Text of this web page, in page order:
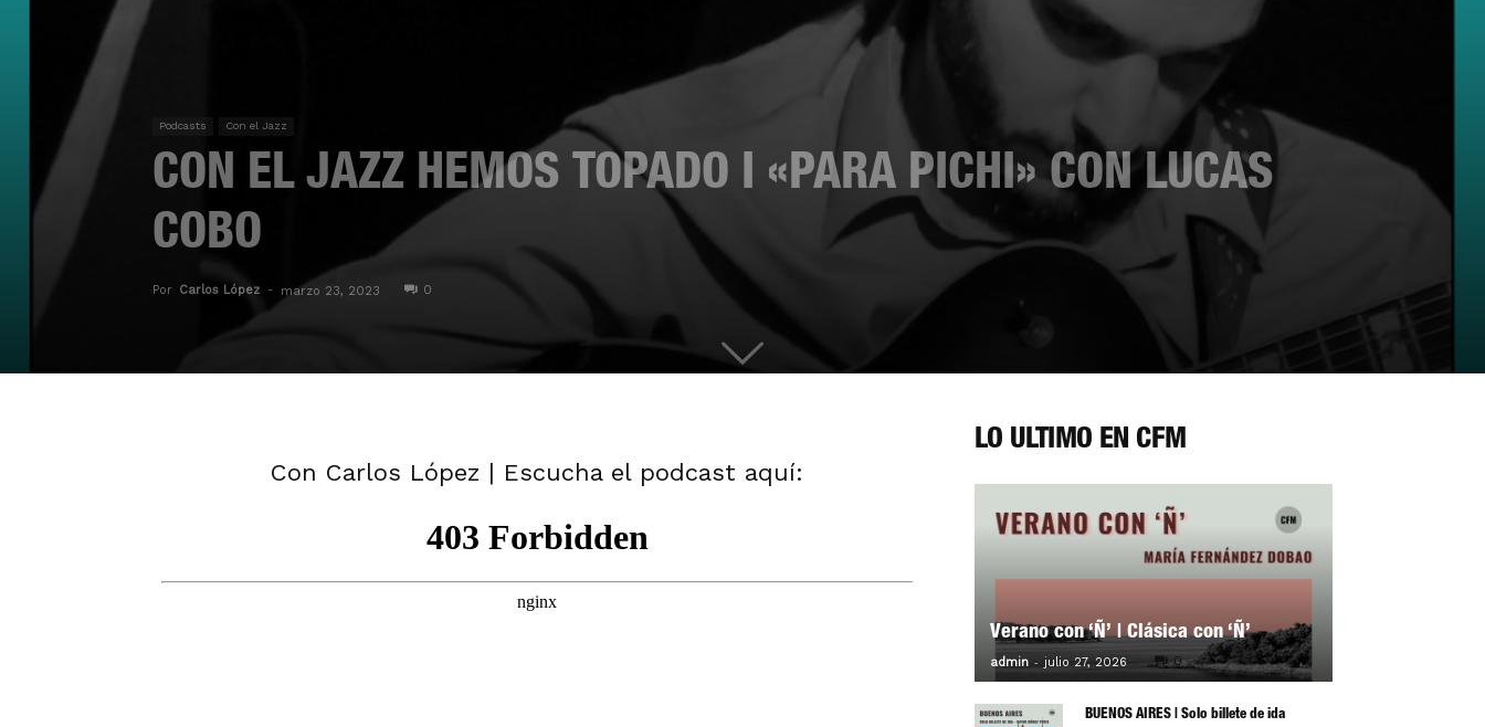
Podcasts Con el Jazz
CON EL JAZZ HEMOS TOPADO I «PARA PICHI» CON LUCAS
COBO
Por Carlos López - marzo 23, 2023 0
Con Carlos López | Escucha el podcast aquí:
LO ÚLTIMO EN CFM
Verano con ‘Ñ’ | Clásica con ‘Ñ’
admin - julio 27, 2026 0
BUENOS AIRES | Solo billete de ida